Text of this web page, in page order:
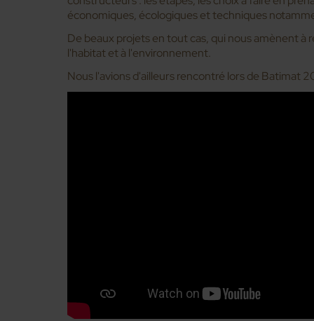
économiques, écologiques et techniques
De beaux projets en tout cas, qui nous amènent à
l'habitat et à l'environnement.
Nous l'avions d'ailleurs rencontré lors de Batimat